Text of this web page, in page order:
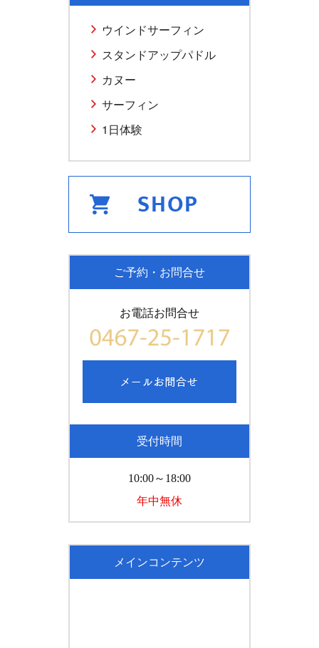
ウインドサーフィン
スタンドアップパドル
カヌー
サーフィン
1日体験
ご予約・お問合せ
お電話お問合せ
受付時間
10:00～18:00
年中無休
メインコンテンツ